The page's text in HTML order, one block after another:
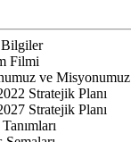
Filmi
ve Misyonumuz
Stratejik Planı
Stratejik Planı